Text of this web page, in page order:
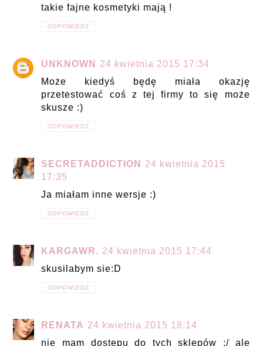
takie fajne kosmetyki mają !
ODPOWIEDZ
UNKNOWN
24 kwietnia 2015 17:34
Może kiedyś będę miała okazję
przetestować coś z tej firmy to się może
skusze :)
ODPOWIEDZ
SECRETADDICTION
24 kwietnia 2015
17:35
Ja miałam inne wersje :)
ODPOWIEDZ
KARGAWR. 24 kwietnia 2015 17:44
skusilabym sie:D
ODPOWIEDZ
RENATA 24 kwietnia 2015 18:14
nie mam dostępu do tych sklepów ;/ ale